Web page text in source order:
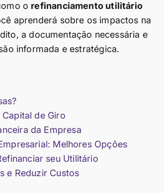
o refinanciamento utilitário
aprenderá sobre os impactos na
a documentação necessária e
informada e estratégica.
de Giro
da Empresa
Melhores Opções
seu Utilitário
e Reduzir Custos